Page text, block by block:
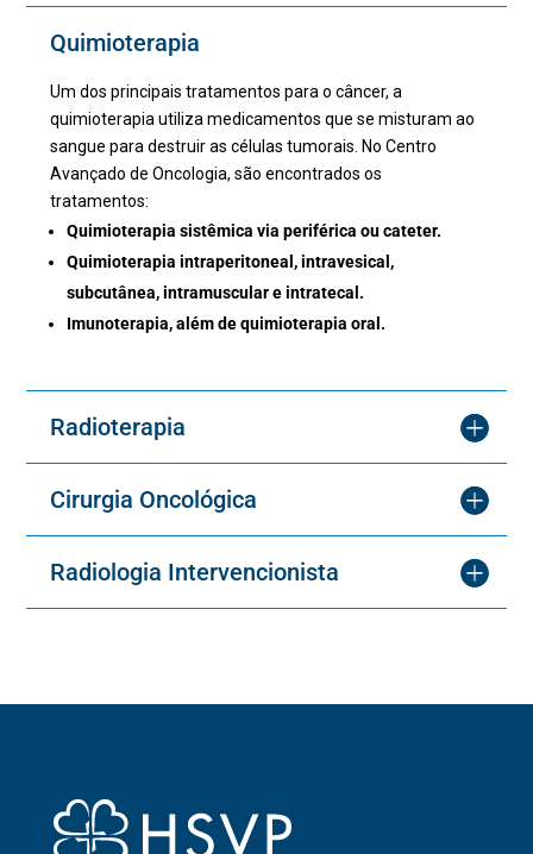
Quimioterapia
Um dos principais tratamentos para o câncer, a
quimioterapia utiliza medicamentos que se misturam ao
sangue para destruir as células tumorais. No Centro
Avançado de Oncologia, são encontrados os
tratamentos:
Quimioterapia sistêmica via periférica ou cateter.
Quimioterapia intraperitoneal, intravesical,
subcutânea, intramuscular e intratecal.
Imunoterapia, além de quimioterapia oral.
Radioterapia
Cirurgia Oncológica
Radiologia Intervencionista